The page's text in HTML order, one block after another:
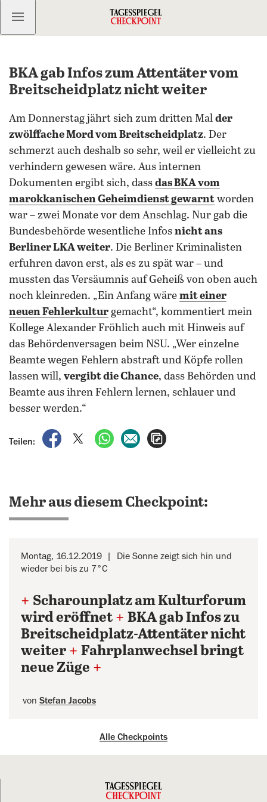
Kostenlos anmelden
BKA gab Infos zum Attentäter vom
Breitscheidplatz nicht weiter
Am Donnerstag jährt sich zum dritten Mal der
zwölffache Mord vom Breitscheidplatz. Der
schmerzt auch deshalb so sehr, weil er vielleicht zu
verhindern gewesen wäre. Aus internen
Dokumenten ergibt sich, dass das BKA vom
marokkanischen Geheimdienst gewarnt worden
war – zwei Monate vor dem Anschlag. Nur gab die
Bundesbehörde wesentliche Infos nicht ans
Berliner LKA weiter. Die Berliner Kriminalisten
erfuhren davon erst, als es zu spät war – und
mussten das Versäumnis auf Geheiß von oben auch
noch kleinreden. „Ein Anfang wäre mit einer
neuen Fehlerkultur gemacht“, kommentiert mein
Kollege Alexander Fröhlich auch mit Hinweis auf
das Behördenversagen beim NSU. „Wer einzelne
Beamte wegen Fehlern abstraft und Köpfe rollen
lassen will, vergibt die Chance, dass Behörden und
Beamte aus ihren Fehlern lernen, schlauer und
besser werden.“
Teilen:
auf Facebook teilen
auf X teilenper WhatsApp teilen
per E-Mail teilen
Mehr aus diesem Checkpoint:
Montag, 16.12.2019
Die Sonne zeigt sich hin und
wieder bei bis zu 7°C
+ Scharounplatz am Kulturforum
wird eröffnet + BKA gab Infos zu
Breitscheidplatz-Attentäter nicht
weiter + Fahrplanwechsel bringt
neue Züge +
von Stefan Jacobs
Alle Checkpoints